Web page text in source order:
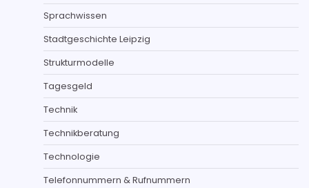
Sprachwissen
Stadtgeschichte Leipzig
Strukturmodelle
Tagesgeld
Technik
Technikberatung
Technologie
Telefonnummern & Rufnummern